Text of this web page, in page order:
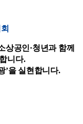
상공인·청년과 함께
니다.
’을 실현합니다.